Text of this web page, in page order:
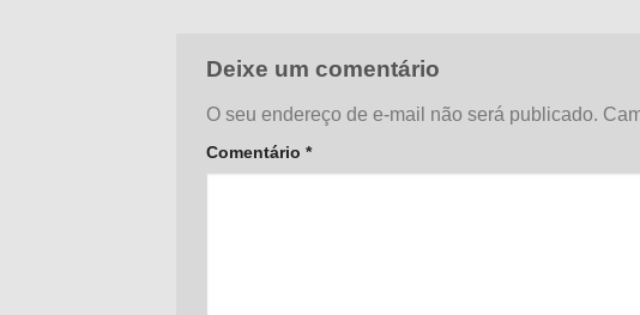
Deixe um comentário
O seu endereço de e-mail não será publicado.
Comentário *